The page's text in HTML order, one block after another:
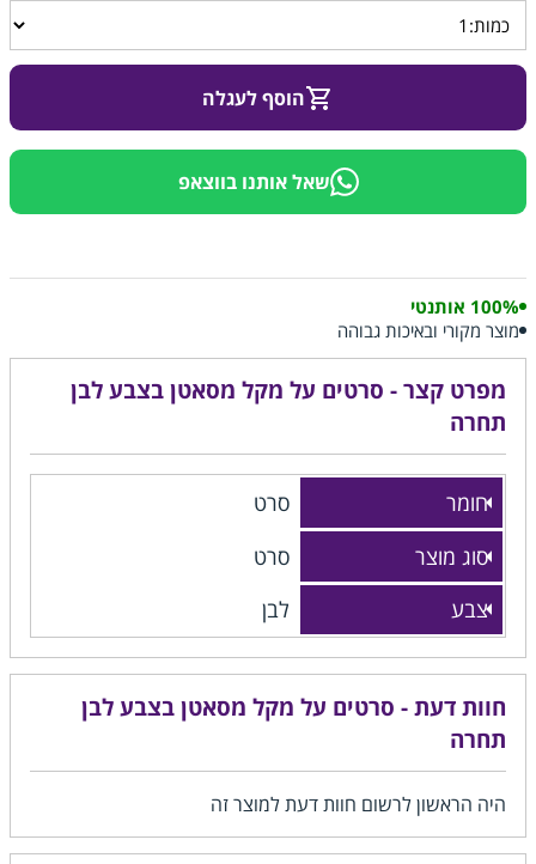
הוסף לעגלה
שאל אותנו בווצאפ
100% אותנטי
מוצר מקורי ובאיכות גבוהה
מפרט קצר - סרטים על מקל מסאטן בצבע לבן
תחרה
חומר
סרט
סוג מוצר
סרט
צבע
לבן
חוות דעת - סרטים על מקל מסאטן בצבע לבן
תחרה
היה הראשון לרשום חוות דעת למוצר זה